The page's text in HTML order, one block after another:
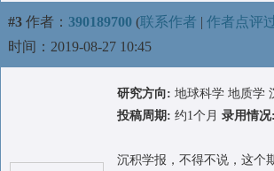
#3 作者： 390189700 (联系作者 | 作者点评
时间：2019-08-27 10:45
研究方向: 地球科学 地质学
投稿周期: 约1个月 录用情况:
沉积学报，不得不说，这个